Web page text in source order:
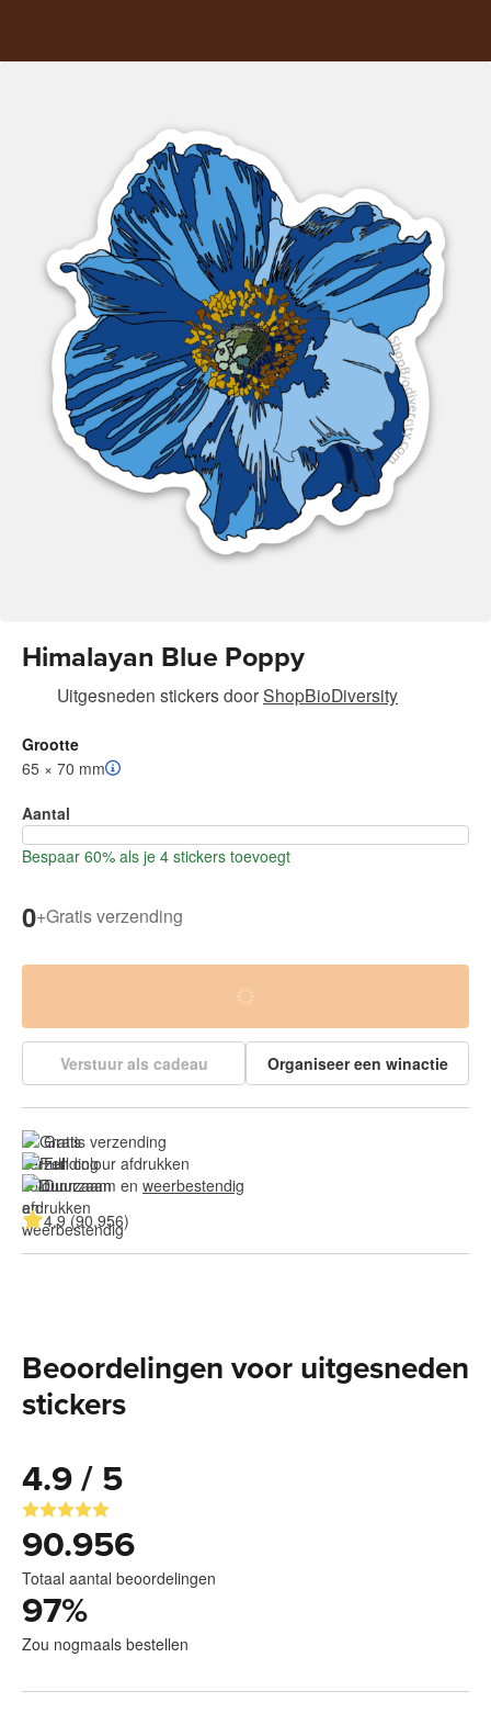
Himalayan Blue Poppy
Uitgesneden stickersdoorShopBioDiversity
Grootte
65 × 70 mm
Aantal
Bespaar 60% als je 4 stickers toevoegt
0+Gratis verzending
Verstuur als cadeau Organiseer een winactie
Gratis verzending
Full colour afdrukken
Duurzaam en weerbestendig
4.9 (90.956)
Beoordelingen voor uitgesneden
stickers
4.9 / 5
90.956
Totaal aantal beoordelingen
97%
Zou nogmaals bestellen